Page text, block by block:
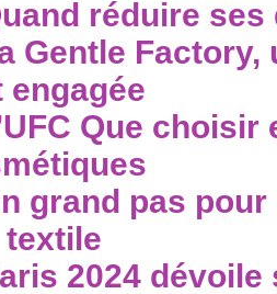
réduire
Gentle
engagée
Que
grand pas
textile
2024